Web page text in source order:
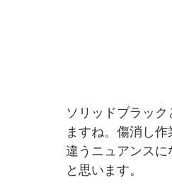
ソリッドブラッ
ますね。傷消し
違うニュアンス
と思います。